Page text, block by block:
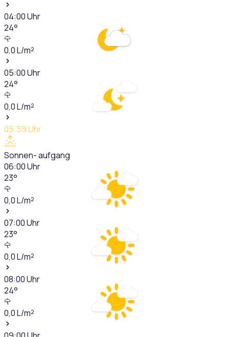
04:00Uhr
24°
0,0L/m²
05:00Uhr
24°
0,0L/m²
05:59Uhr
Sonnen- aufgang
06:00Uhr
23°
0,0L/m²
07:00Uhr
23°
0,0L/m²
08:00Uhr
24°
0,0L/m²